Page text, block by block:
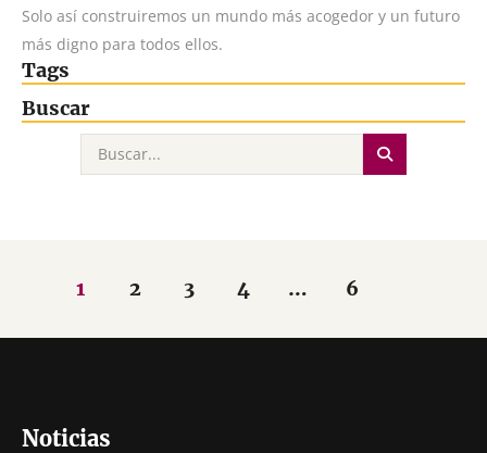
Solo así construiremos un mundo más acogedor y un futuro
más digno para todos ellos.
Tags
Buscar
1 2 3 4 … 6
Noticias